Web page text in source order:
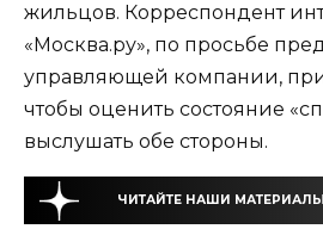
жильцов. Корреспондент
«Москва.ру», по просьбе
управляющей компании,
чтобы оценить состояние
выслушать обе стороны.
ЧИТАЙТЕ НАШИ